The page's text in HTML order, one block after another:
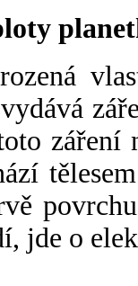
záření
jde o